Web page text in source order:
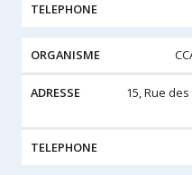
15, Rue des